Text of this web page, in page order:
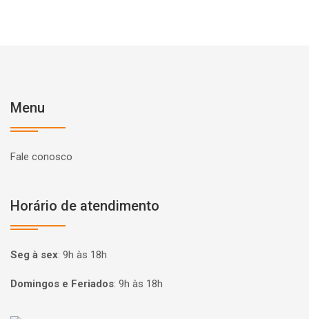
Menu
Fale conosco
Horário de atendimento
Seg à sex: 9h às 18h
Domingos e Feriados: 9h às 18h